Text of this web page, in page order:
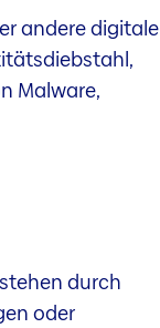
andere digitale
Malware,
durch
oder